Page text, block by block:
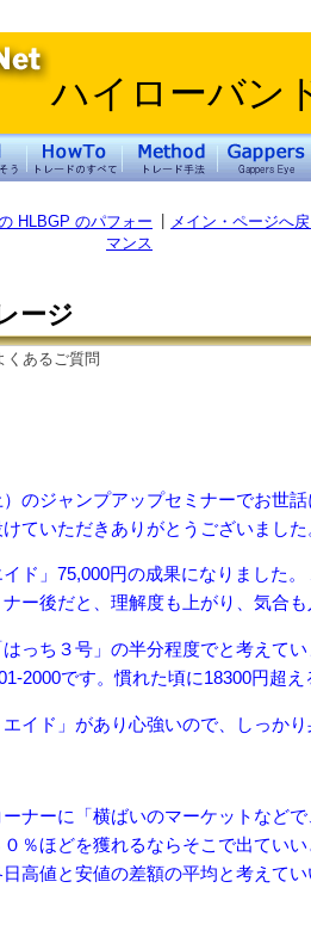
ハイローバン
HLBGP のパフォー
マンス
メイン・ページへ
ージ
くあるご質問
）のジャンプアップセミナーでお世
ていただきありがとうございました
ド」75,000円の成果になりました
ナー後だと、理解度も上がり、気合
はっち３号」の半分程度でと考えて
2000です。慣れた頃に18300円超
イド」があり心強いので、しっか
ーナーに「横ばいのマーケットなど
％ほどを獲れるならそこで出てい
高値と安値の差額の平均と考えて